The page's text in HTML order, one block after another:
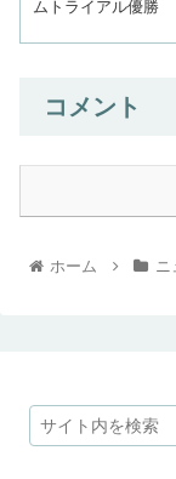
ムトライアル優勝
コメント
ホーム ニ